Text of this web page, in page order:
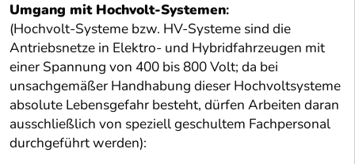
Umgang mit Hochvolt-Systemen:
(Hochvolt-Systeme bzw. HV-Systeme sind die
Antriebsnetze in Elektro- und Hybridfahrzeugen mit
einer Spannung von 400 bis 800 Volt; da bei
unsachgemäßer Handhabung dieser Hochvoltsysteme
absolute Lebensgefahr besteht, dürfen Arbeiten daran
ausschließlich von speziell geschultem Fachpersonal
durchgeführt werden):